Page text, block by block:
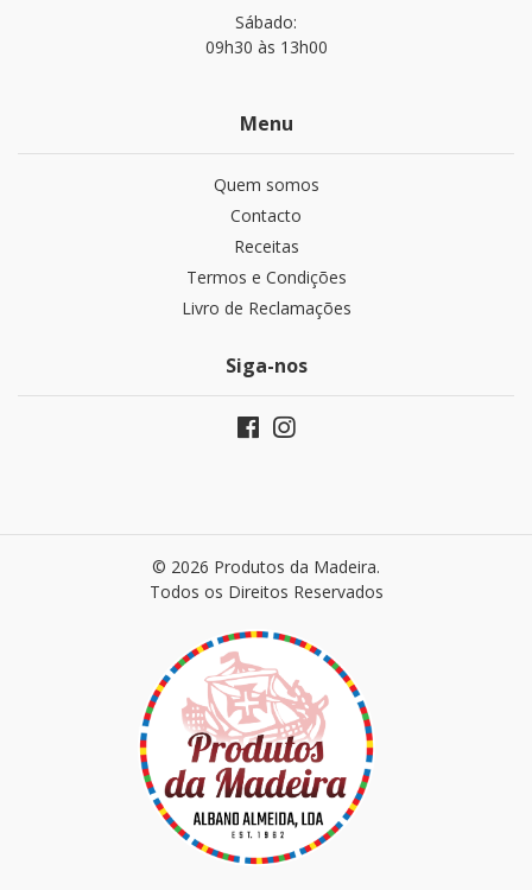
Sábado:
09h30 às 13h00
Menu
Quem somos
Contacto
Receitas
Termos e Condições
Livro de Reclamações
Siga-nos
© 2026 Produtos da Madeira.
Todos os Direitos Reservados